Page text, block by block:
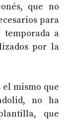
que no
para
a
por la
mismo que
no ha
que